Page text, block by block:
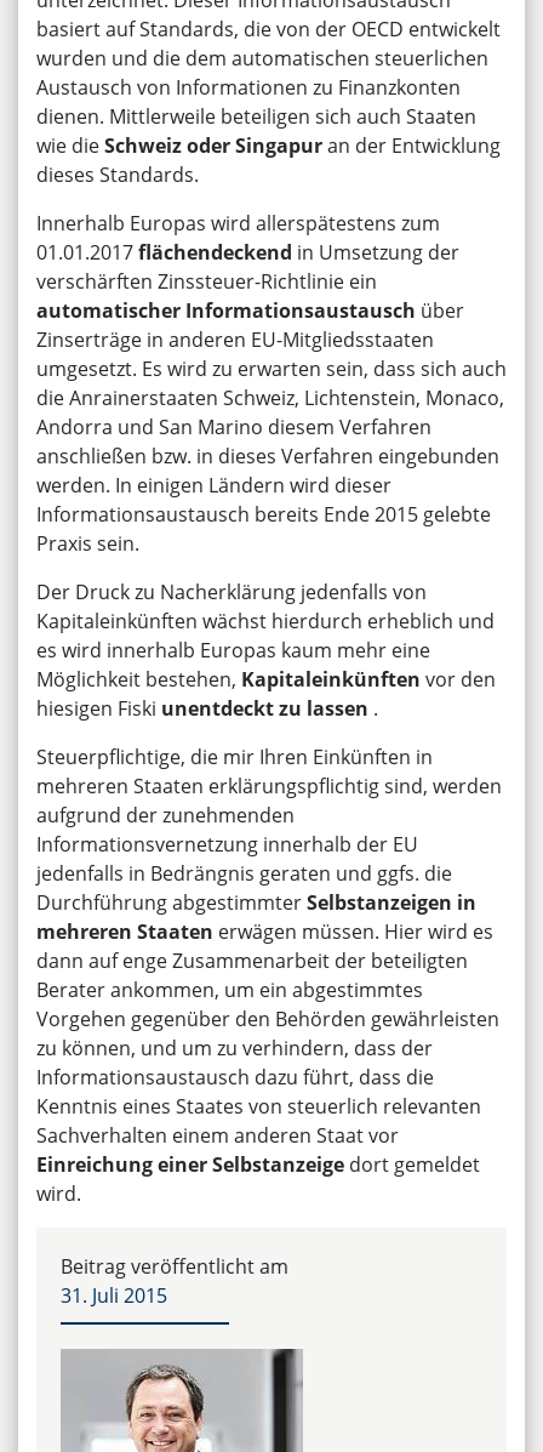
basiert auf Standards, die von der OECD entwickelt
wurden und die dem automatischen steuerlichen
Austausch von Informationen zu Finanzkonten
dienen. Mittlerweile beteiligen sich auch Staaten
wie dieSchweiz oder Singapuran der Entwicklung
dieses Standards.
Innerhalb Europas wird allerspätestens zum
01.01.2017flächendeckend in Umsetzung der
verschärften Zinssteuer-Richtlinie ein
automatischer Informationsaustausch über
Zinserträge in anderen EU-Mitgliedsstaaten
umgesetzt. Es wird zu erwarten sein, dass sich auch
die Anrainerstaaten Schweiz, Lichtenstein, Monaco,
Andorra und San Marino diesem Verfahren
anschließen bzw. in dieses Verfahren eingebunden
werden. In einigen Ländern wird dieser
Informationsaustausch bereits Ende 2015 gelebte
Praxis sein.
Der Druck zu Nacherklärung jedenfalls von
Kapitaleinkünften wächst hierdurch erheblich und
es wird innerhalb Europas kaum mehr eine
Möglichkeit bestehen, Kapitaleinkünften vor den
hiesigen Fiski unentdeckt zu lassen .
Steuerpflichtige, die mir Ihren Einkünften in
mehreren Staaten erklärungspflichtig sind, werden
aufgrund der zunehmenden
Informationsvernetzung innerhalb der EU
jedenfalls in Bedrängnis geraten und ggfs. die
Durchführung abgestimmterSelbstanzeigen in
mehreren Staaten erwägen müssen. Hier wird es
dann auf enge Zusammenarbeit der beteiligten
Berater ankommen, um ein abgestimmtes
Vorgehen gegenüber den Behörden gewährleisten
zu können, und um zu verhindern, dass der
Informationsaustausch dazu führt, dass die
Kenntnis eines Staates von steuerlich relevanten
Sachverhalten einem anderen Staat vor
Einreichung einer Selbstanzeige dort gemeldet
wird.
Beitrag veröffentlicht am
31. Juli 2015